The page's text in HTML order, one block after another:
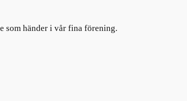
som händer i vår fina förening.